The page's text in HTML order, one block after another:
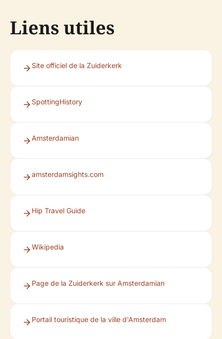
Liens utiles
Site officiel de la Zuiderkerk
SpottingHistory
Amsterdamian
amsterdamsights.com
Hip Travel Guide
Wikipedia
Page de la Zuiderkerk sur Amsterdamian
Portail touristique de la ville d'Amsterdam